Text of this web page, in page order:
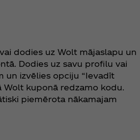
dodies uz Wolt mājaslapu un
Dodies uz savu profilu vai
un izvēlies opciju “Ievadīt
Wolt kuponā redzamo kodu.
piemērota nākamajam